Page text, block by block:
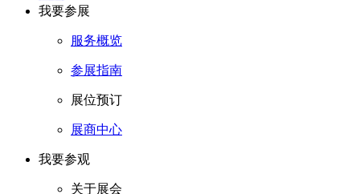
我要参展
服务概览
参展指南
展位预订
展商中心
我要参观
关于展会